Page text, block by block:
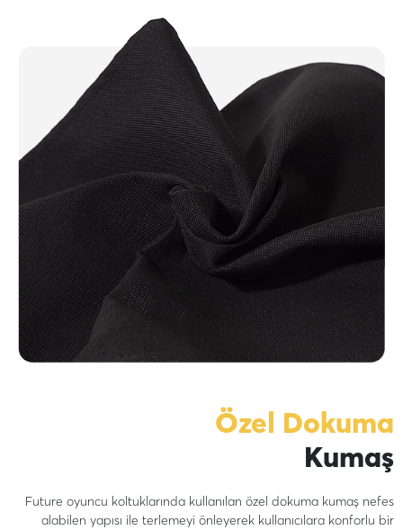
Özel Dokuma
Kumaş
Future oyuncu koltuklarında kullanılan özel dokuma kumaş nefes
alabilen yapısı ile terlemeyi önleyerek kullanıcılara konforlu bir